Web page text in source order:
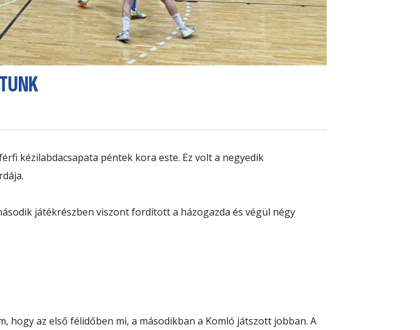
kézilabdacsapata péntek kora este. Ez volt a negyedik
játékrészben viszont fordított a házogazda és végül négy
hogy az első félidőben mi, a másodikban a Komló játszott jobban. A